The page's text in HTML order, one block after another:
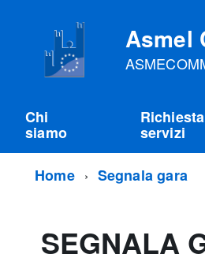
Asmel
Chi
siamo
Richiesta
servizi
Home Segnala gara
SEGNALA